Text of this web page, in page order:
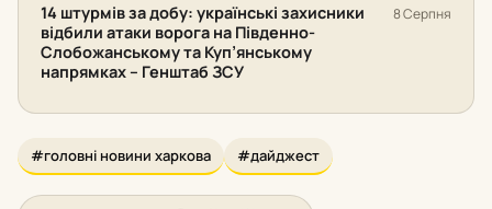
14 штурмів за добу: українські захисники
відбили атаки ворога на Південно-
Слобожанському та Куп’янському
напрямках – Генштаб ЗСУ
8 Серпня
#головні новини харкова #дайджест